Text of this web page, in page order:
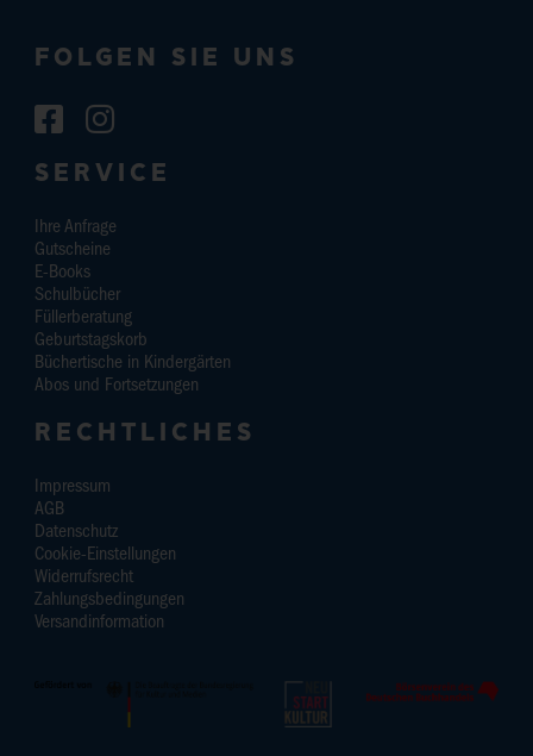
FOLGEN SIE UNS
SERVICE
Ihre Anfrage
Gutscheine
E-Books
Schulbücher
Füllerberatung
Geburtstagskorb
Büchertische in Kindergärten
Abos und Fortsetzungen
RECHTLICHES
Impressum
AGB
Datenschutz
Cookie-Einstellungen
Widerrufsrecht
Zahlungsbedingungen
Versandinformation